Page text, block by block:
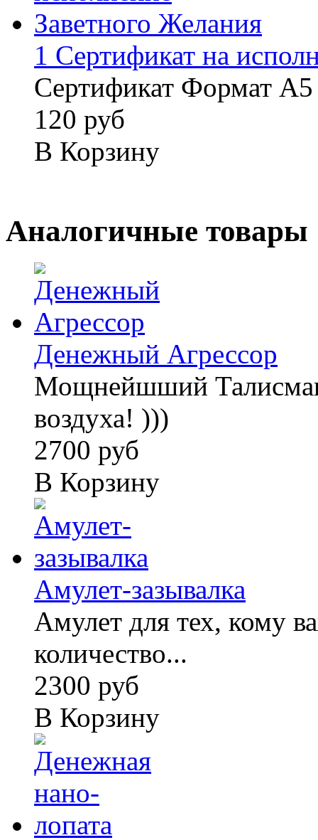
1 Сертификат на
Сертификат Формат А5
120 руб
В Корзину
Аналогичные товары
Денежный Агрессор
Мощнейшший
воздуха! )))
2700 руб
В Корзину
Амулет-зазывалка
Амулет для тех, кому
количество...
2300 руб
В Корзину